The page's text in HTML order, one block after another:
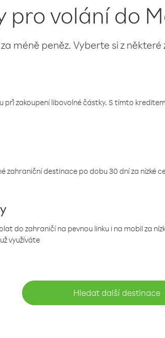
pro volání do
méně peněz. Vyberte si z
zakoupení libovolné částky. S tímto
destinace po dobu 30 dní za nízké
do zahraničí na pevnou linku i na mobil za
využíváte
Hledat další destinace